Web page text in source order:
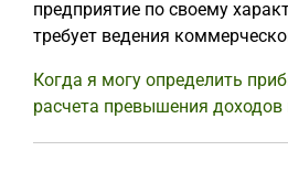
предприятие по своему
требует ведения
Когда я могу определить
расчета превышения